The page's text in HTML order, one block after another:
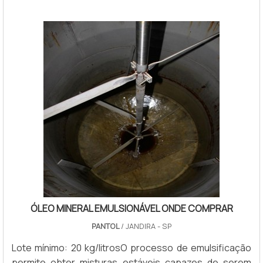
lubrificantes que atuam em baix...
ÓLEO MINERAL EMULSIONÁVEL ONDE COMPRAR
PANTOL/ JANDIRA - SP
Lote mínimo: 20 kg/litrosO processo de emulsificação